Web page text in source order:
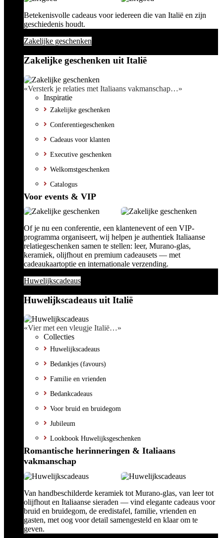
Betekenisvolle cadeaus voor iedereen die van Italië en zijn
geschiedenis houdt.
Zakelijke geschenken
Zakelijke geschenken uit Italië
«Versterk je relaties met Italiaans vakmanschap…»
Inspiratie
Zakelijke geschenken
Conferentiegeschenken
Cadeaus voor klanten
Executive geschenken
Welkomstgeschenken
Catalogus
Voor events & VIP
Of je nu een conferentie, een klantenevent of een VIP-
programma organiseert, wij helpen je authentiek Italiaanse
relatiegeschenken samen te stellen: leer, Murano-glas,
keramiek, olijfhout en premium cadeausets — met
cadeaukaartoptie en internationale verzending.
Huwelijkscadeaus
Huwelijkscadeaus uit Italië
«Vier met een vleugje Italië…»
Collecties
Huwelijkscadeaus
Bedankjes (favours)
Familie en vrienden
Bedankcadeaus
Voor bruid en bruidegom
Jubileum
Lookbook Huwelijksgeschenken
Romantische herinneringen & Italiaans
vakmanschap
Van handbeschilderde keramiek tot Murano-glas, van leer tot
olijfhout en Italiaanse sieraden — vind elegante cadeaus voor
bruid en bruidegom, de eredistafel, familie, vrienden en
gasten, met oog voor detail samengesteld en klaar om te
geven.